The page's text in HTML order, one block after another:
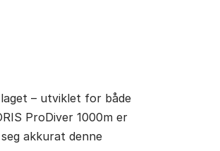
– utviklet for både
ProDiver 1000m er
akkurat denne